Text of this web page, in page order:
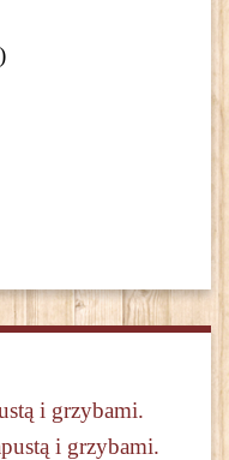
i grzybami.
i grzybami.